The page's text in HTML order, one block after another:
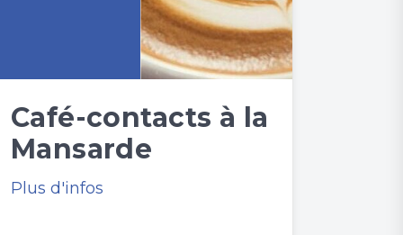
Café-contacts à la
Mansarde
Plus d'infos